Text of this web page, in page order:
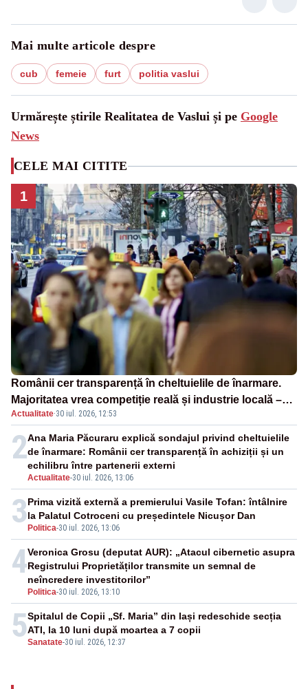
Mai multe articole despre
cub femeie furt politia vaslui
Urmărește știrile Realitatea de Vaslui și pe Google
News
CELE MAI CITITE
1
Românii cer transparență în cheltuielile de înarmare.
Majoritatea vrea competiție reală și industrie locală –
SONDAJ
Actualitate·30 iul. 2026, 12:53
2
Actualitate-30 iul. 2026, 13:06
Ana Maria Păcuraru explică sondajul privind cheltuielile
de înarmare: Românii cer transparență în achiziții și un
echilibru între partenerii externi
3 Politica-30 iul. 2026, 13:06
Prima vizită externă a premierului Vasile Tofan: întâlnire
la Palatul Cotroceni cu președintele Nicușor Dan
4
Politica-30 iul. 2026, 13:10
Veronica Grosu (deputat AUR): „Atacul cibernetic asupra
Registrului Proprietăților transmite un semnal de
neîncredere investitorilor”
5Sanatate-30 iul. 2026, 12:37
Spitalul de Copii „Sf. Maria” din Iași redeschide secția
ATI, la 10 luni după moartea a 7 copii